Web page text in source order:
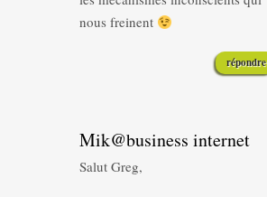
nous freinent
répondre
Mik@business internet
Salut Greg,